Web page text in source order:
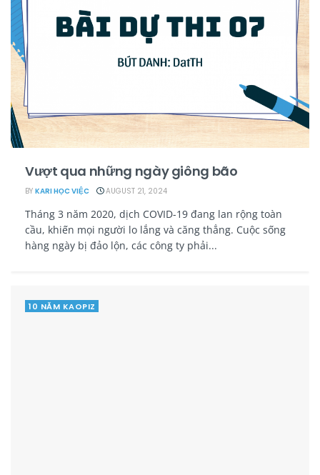
Vượt qua những ngày giông bão
BY KARI HỌC VIỆC AUGUST 21, 2024
Tháng 3 năm 2020, dịch COVID-19 đang lan rộng toàn
cầu, khiến mọi người lo lắng và căng thẳng. Cuộc sống
hàng ngày bị đảo lộn, các công ty phải...
10 NĂM KAOPIZ